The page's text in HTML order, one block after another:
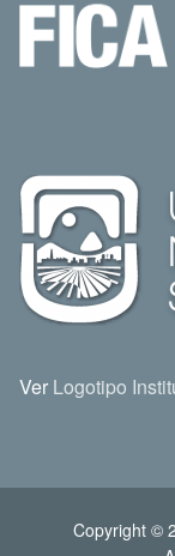
Ver Logotipo
Copyright ©